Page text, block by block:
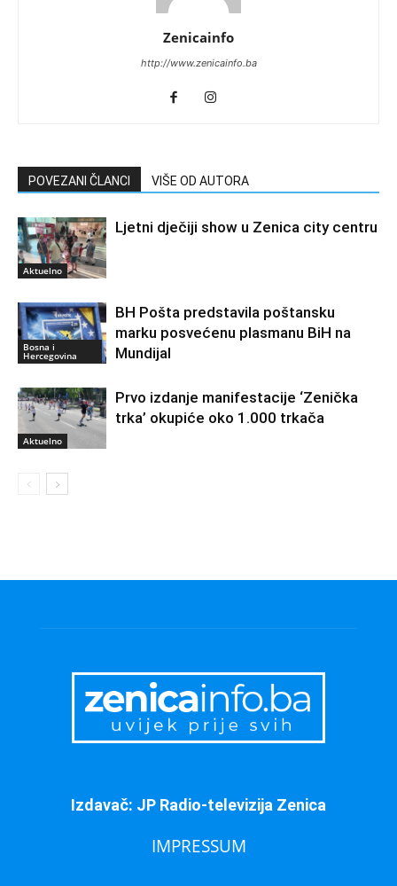
Zenicainfo
http://www.zenicainfo.ba
POVEZANI ČLANCI VIŠE OD AUTORA
Aktuelno
Ljetni dječiji show u Zenica city centru
Bosna i
Hercegovina
BH Pošta predstavila poštansku
marku posvećenu plasmanu BiH na
Mundijal
Aktuelno
Prvo izdanje manifestacije ‘Zenička
trka’ okupiće oko 1.000 trkača
Izdavač: JP Radio-televizija Zenica
IMPRESSUM